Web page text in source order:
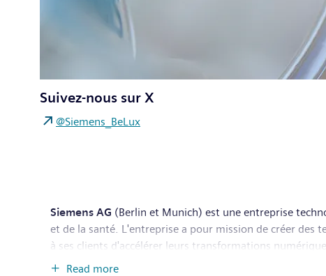
Suivez-nous sur X
@Siemens_BeLux
Siemens AG (Berlin et Munich) est une entreprise
et de la santé. L'entreprise a pour mission de créer
à ses clients d'accélérer leurs transformations
Siemens détient également une participation
Read more